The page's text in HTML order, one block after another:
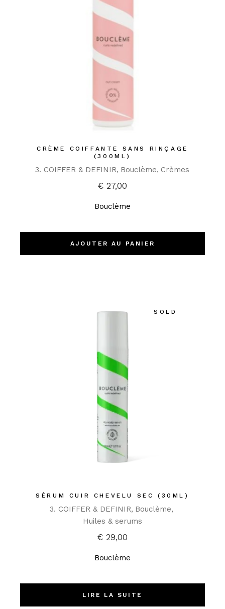
CRÈME COIFFANTE SANS RINÇAGE
(300ML)
3. COIFFER & DEFINIR Bouclème Crèmes
€ 27,00
Bouclème
AJOUTER AU PANIER
SOLD
SÉRUM CUIR CHEVELU SEC (30ML)
3. COIFFER & DEFINIR Bouclème
Huiles & serums
€ 29,00
Bouclème
LIRE LA SUITE